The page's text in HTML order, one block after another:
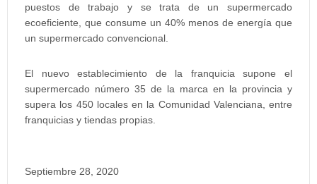
puestos de trabajo y se trata de un supermercado
ecoeficiente, que consume un 40% menos de energía que
un supermercado convencional.
El nuevo establecimiento de la franquicia supone el
supermercado número 35 de la marca en la provincia y
supera los 450 locales en la Comunidad Valenciana, entre
franquicias y tiendas propias.
Septiembre 28, 2020